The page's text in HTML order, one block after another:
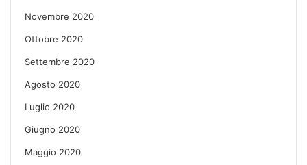
Novembre 2020
Ottobre 2020
Settembre 2020
Agosto 2020
Luglio 2020
Giugno 2020
Maggio 2020